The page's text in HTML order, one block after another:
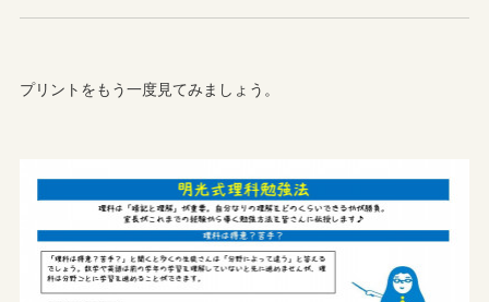
プリントをもう一度見てみましょう。